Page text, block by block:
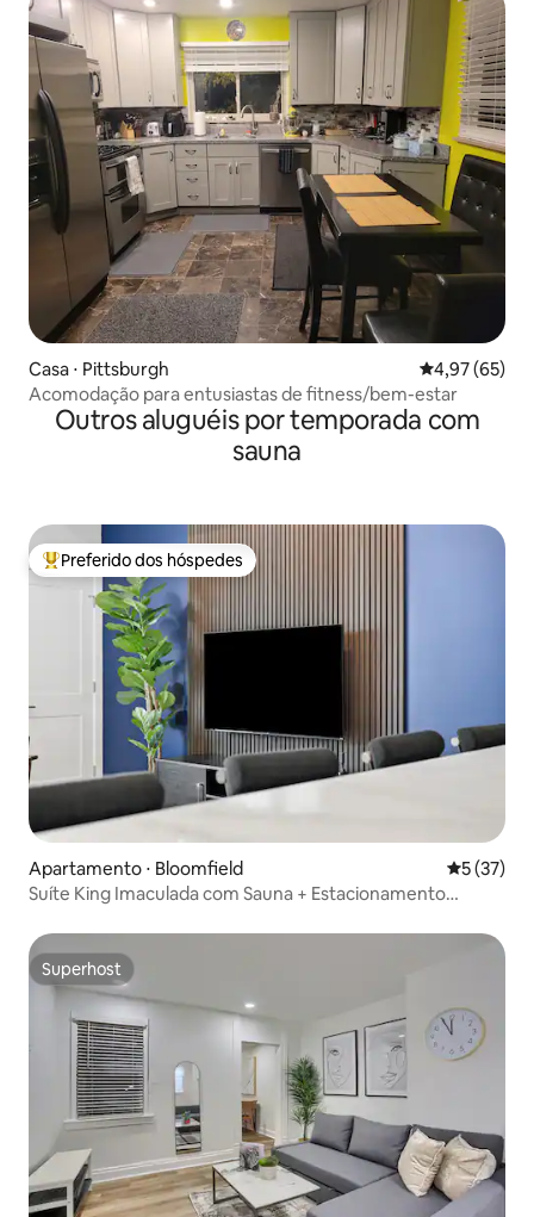
Casa ⋅ Pittsburgh 4,97 de uma
4,97 (65)
Acomodação para entusiastas de fitness/bem-estar
Outros aluguéis por temporada com
sauna
Entre os melhores preferidos dos hóspedes
Preferido dos hóspedes
Apartamento ⋅ Bloomfield 5 de uma
5 (37)
Suíte King Imaculada com Sauna + Estacionamento
Superhost
Superhost